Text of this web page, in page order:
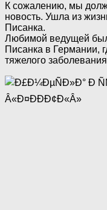
К сожалению, мы
новость. Ушла из
Писанка.
Любимой ведущей
Писанка в Германии,
тяжелого